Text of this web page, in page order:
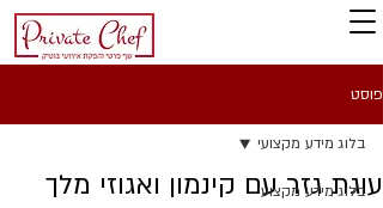
פוסט
בלוג מידע מקצועי
בלוג מידע מקצועי
עוגת גזר עם קינמון ואגוזי מלך